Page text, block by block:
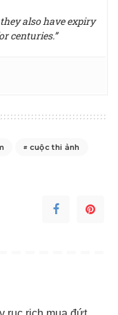
also have expiry
centuries.”
cuộc thi ảnh